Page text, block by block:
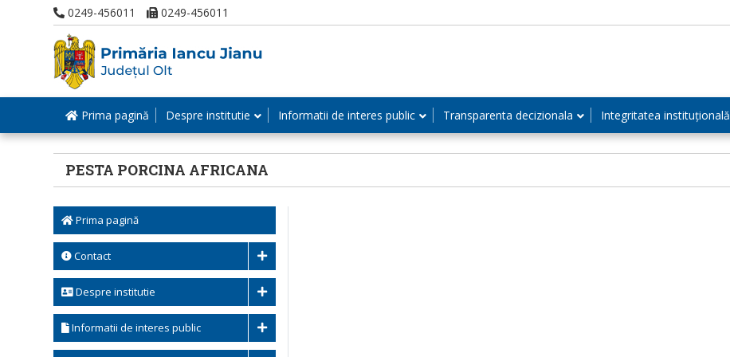
0249-456011 0249-456011
Prima pagină Despre institutie Informatii de interes public Transparenta decizionala Integritatea instituțională
PESTA PORCINA AFRICANA
Prima pagină
Contact
Despre institutie
Informatii de interes public